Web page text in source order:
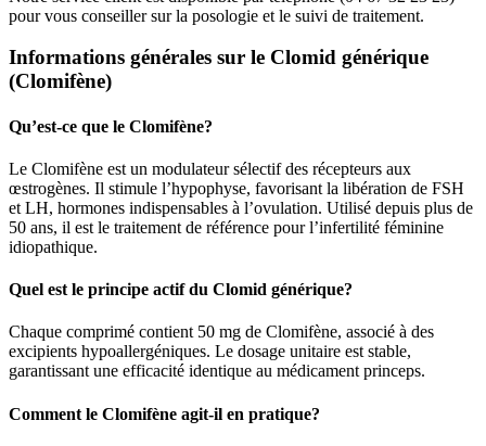
pour vous conseiller sur la posologie et le suivi de traitement.
Informations générales sur le Clomid générique
(Clomifène)
Qu’est-ce que le Clomifène?
Le Clomifène est un modulateur sélectif des récepteurs aux
œstrogènes. Il stimule l’hypophyse, favorisant la libération de FSH
et LH, hormones indispensables à l’ovulation. Utilisé depuis plus de
50 ans, il est le traitement de référence pour l’infertilité féminine
idiopathique.
Quel est le principe actif du Clomid générique?
Chaque comprimé contient 50 mg de Clomifène, associé à des
excipients hypoallergéniques. Le dosage unitaire est stable,
garantissant une efficacité identique au médicament princeps.
Comment le Clomifène agit-il en pratique?